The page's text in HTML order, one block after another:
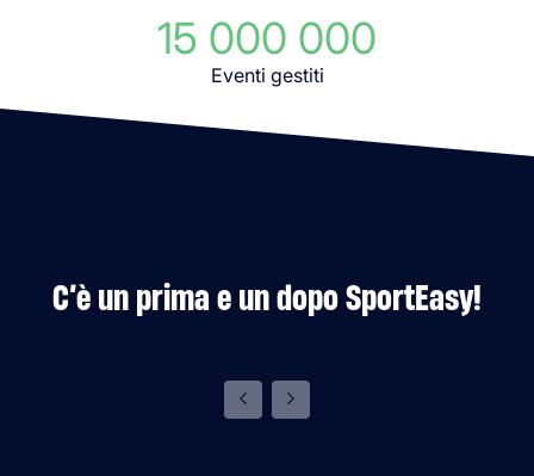
15 000 000
Eventi gestiti
C’è un prima e un dopo SportEasy!